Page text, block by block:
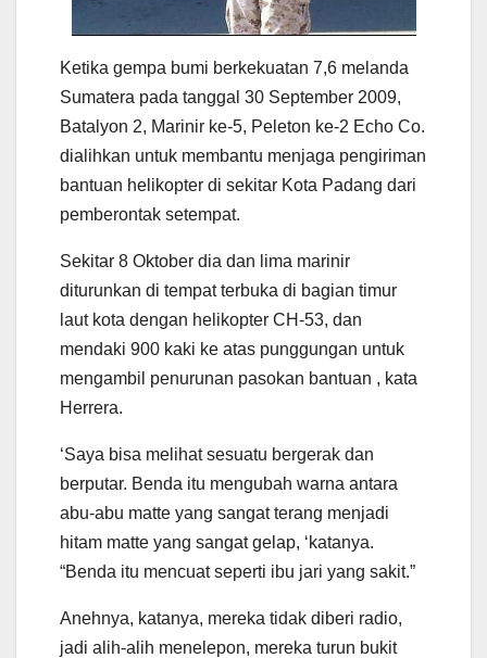
Ketika gempa bumi berkekuatan 7,6 melanda
Sumatera pada tanggal 30 September 2009,
Batalyon 2, Marinir ke-5, Peleton ke-2 Echo Co.
dialihkan untuk membantu menjaga pengiriman
bantuan helikopter di sekitar Kota Padang dari
pemberontak setempat.
Sekitar 8 Oktober dia dan lima marinir
diturunkan di tempat terbuka di bagian timur
laut kota dengan helikopter CH-53, dan
mendaki 900 kaki ke atas punggungan untuk
mengambil penurunan pasokan bantuan , kata
Herrera.
‘Saya bisa melihat sesuatu bergerak dan
berputar. Benda itu mengubah warna antara
abu-abu matte yang sangat terang menjadi
hitam matte yang sangat gelap, ‘katanya.
“Benda itu mencuat seperti ibu jari yang sakit.”
Anehnya, katanya, mereka tidak diberi radio,
jadi alih-alih menelepon, mereka turun bukit